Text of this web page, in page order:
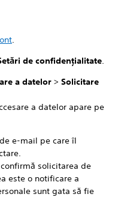
.
de confidențialitate.
a datelor > Solicitare
a datelor apare pe
e-mail pe care îl
solicitarea de
este o notificare a
sunt gata să fie